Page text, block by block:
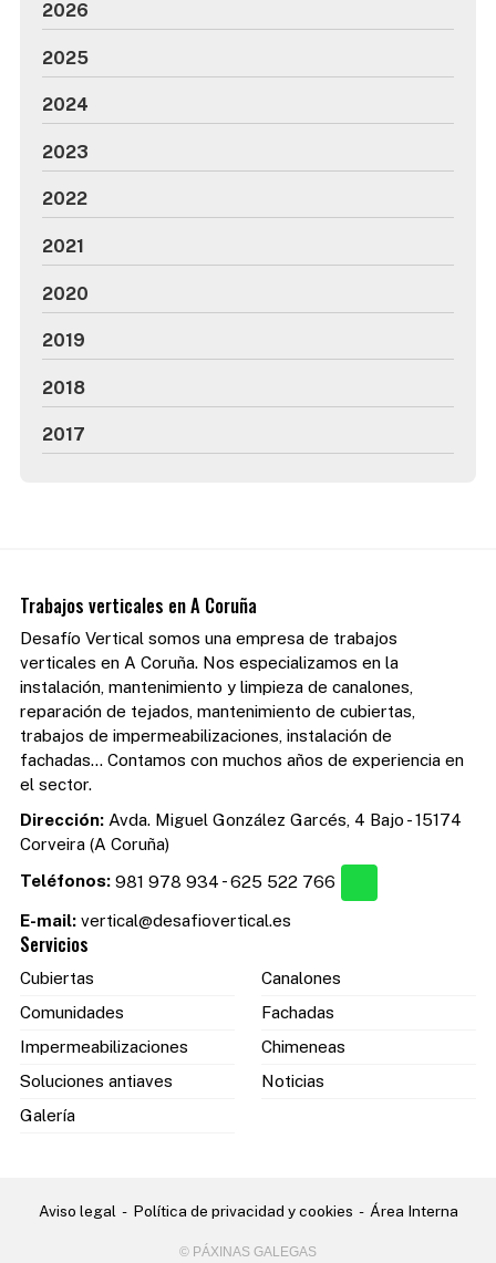
2026
2025
2024
2023
2022
2021
2020
2019
2018
2017
Trabajos verticales en A Coruña
Desafío Vertical somos una empresa de trabajos
verticales en A Coruña. Nos especializamos en la
instalación, mantenimiento y limpieza de canalones,
reparación de tejados, mantenimiento de cubiertas,
trabajos de impermeabilizaciones, instalación de
fachadas... Contamos con muchos años de experiencia en
el sector.
Dirección: Avda. Miguel González Garcés, 4 Bajo - 15174
Corveira (A Coruña)
Teléfonos: 981 978 934 -625 522 766
E-mail: vertical@desafiovertical.es
Servicios
Cubiertas
Canalones
Comunidades
Fachadas
Impermeabilizaciones
Chimeneas
Soluciones antiaves
Noticias
Galería
Aviso legal - Política de privacidad y cookies - Área Interna
© PÁXINAS GALEGAS